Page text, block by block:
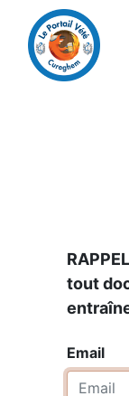
tout
Email